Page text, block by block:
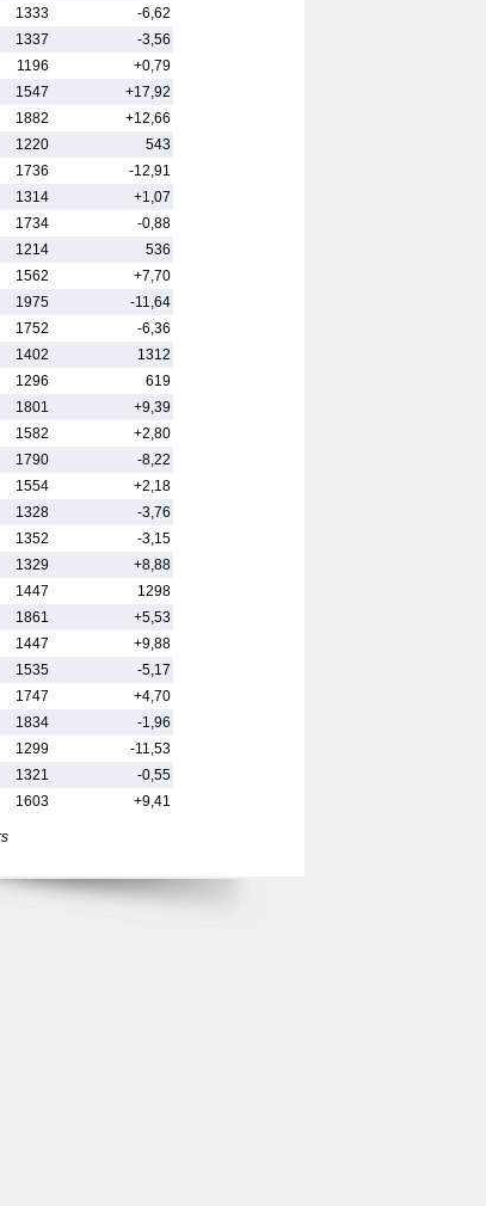
1333
-6,62
1337
-3,56
1196
+0,79
1547
+17,92
1882
+12,66
1220
543
1736
-12,91
1314
+1,07
1734
-0,88
1214
536
1562
+7,70
1975
-11,64
1752
-6,36
1402
1312
1296
619
1801
+9,39
1582
+2,80
1790
-8,22
1554
+2,18
1328
-3,76
1352
-3,15
1329
+8,88
1447
1298
1861
+5,53
1447
+9,88
1535
-5,17
1747
+4,70
1834
-1,96
1299
-11,53
1321
-0,55
1603 +9,41